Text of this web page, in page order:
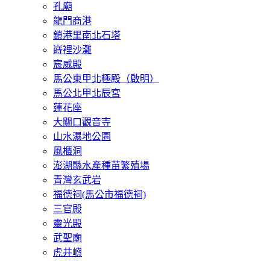
孔廟
龍門商港
鎖港里南北石塔
嵵裡沙灘
宸威殿
馬公東甲北極殿（啟明）
馬公北甲北辰宮
蓮花座
大關口觀音寺
山水濕地公園
風櫃洞
澎湖縣水產種苗繁殖場
青灣玄武岩
福德祠(馬公市福德祠)
三官殿
靈光殿
武聖廟
虎井嶼